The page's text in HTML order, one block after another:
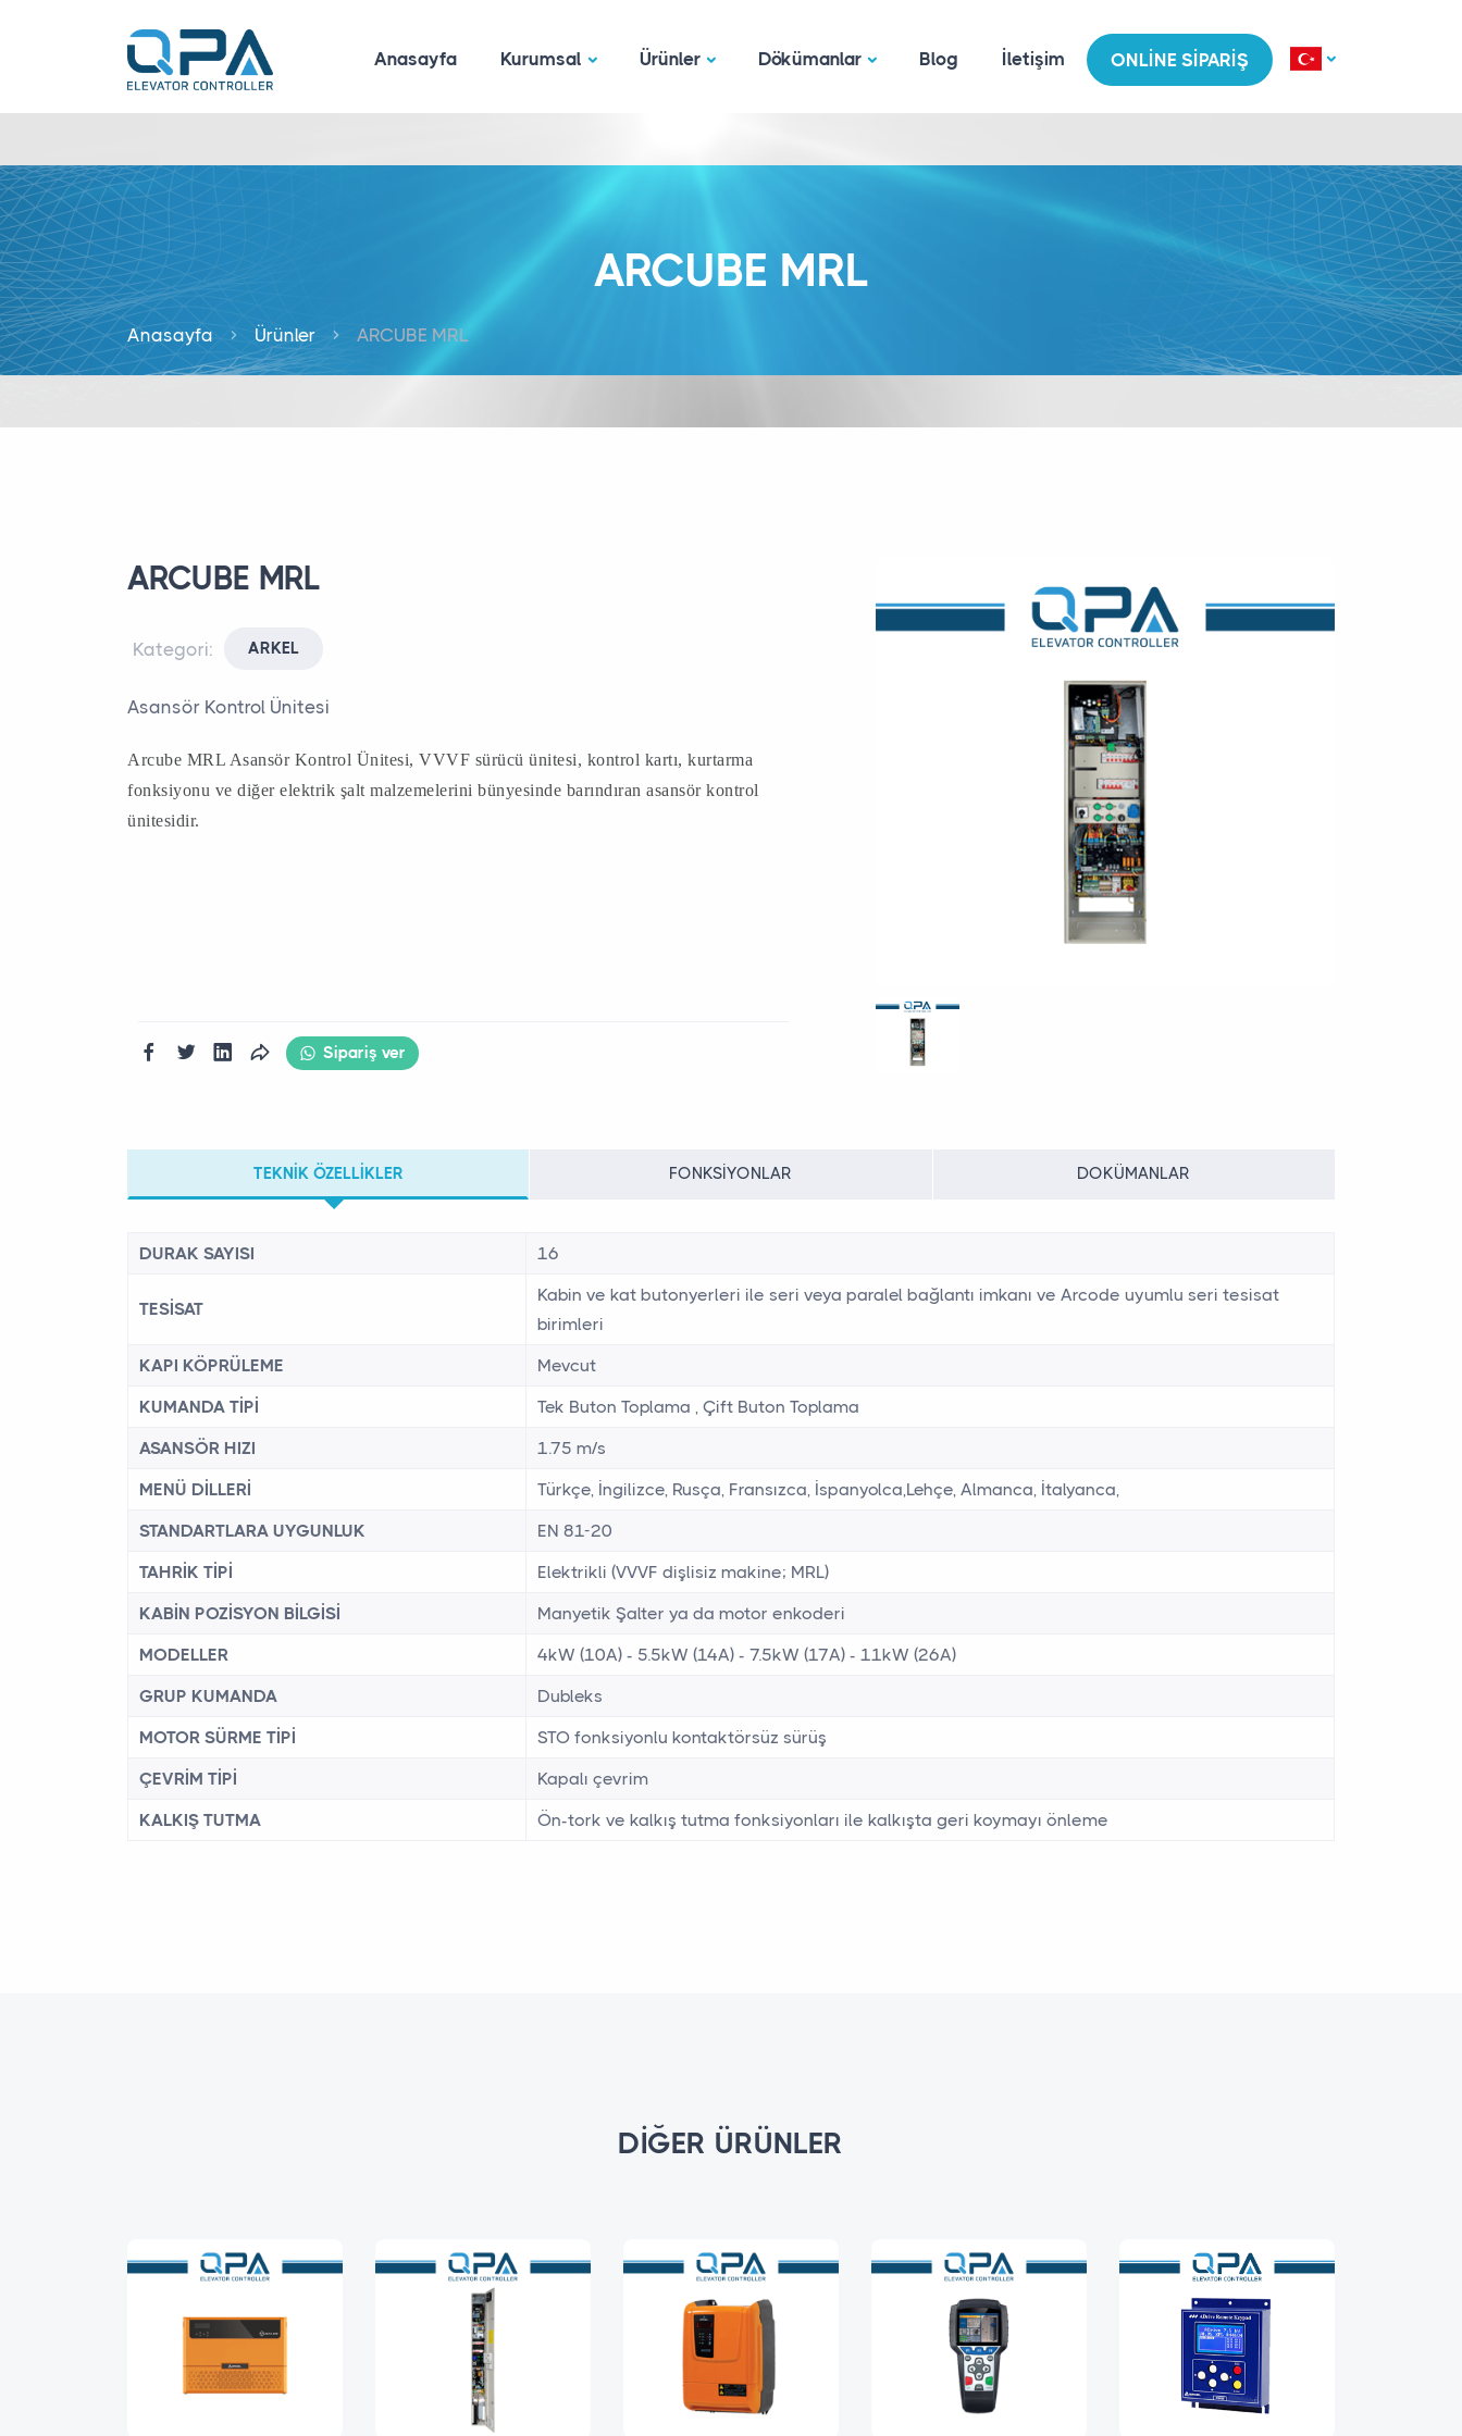
Anasayfa Kurumsal Ürünler Dökümanlar Blog İletişim ONLINE SIPARIŞ
ARCUBE MRL
Anasayfa Ürünler ARCUBE MRL
ARCUBE MRL
Kategori: ARKEL
Asansör Kontrol Ünitesi
Arcube MRL Asansör Kontrol Ünitesi, VVVF sürücü ünitesi, kontrol kartı, kurtarma
fonksiyonu ve diğer elektrik şalt malzemelerini bünyesinde barındıran asansör kontrol
ünitesidir.
Sipariş ver
TEKNIK ÖZELLIKLER FONKSIYONLAR DOKÜMANLAR
DURAK SAYISI 16
TESİSAT
Kabin ve kat butonyerleri ile seri veya paralel bağlantı imkanı ve Arcode uyumlu seri tesisat
birimleri
KAPI KÖPRÜLEME
Mevcut
KUMANDA TİPİ
Tek Buton Toplama , Çift Buton Toplama
ASANSÖR HIZI
1.75 m/s
MENÜ DİLLERİ
Türkçe, İngilizce, Rusça, Fransızca, İspanyolca,Lehçe, Almanca, İtalyanca,
STANDARTLARA UYGUNLUK
EN 81-20
TAHRİK TİPİ
Elektrikli (VVVF dişlisiz makine; MRL)
KABİN POZİSYON BİLGİSİ
Manyetik Şalter ya da motor enkoderi
MODELLER
4kW (10A) - 5.5kW (14A) - 7.5kW (17A) - 11kW (26A)
GRUP KUMANDA
Dubleks
MOTOR SÜRME TİPİ
STO fonksiyonlu kontaktörsüz sürüş
ÇEVRİM TİPİ
Kapalı çevrim
KALKIŞ TUTMA
Ön-tork ve kalkış tutma fonksiyonları ile kalkışta geri koymayı önleme
DIĞER ÜRÜNLER